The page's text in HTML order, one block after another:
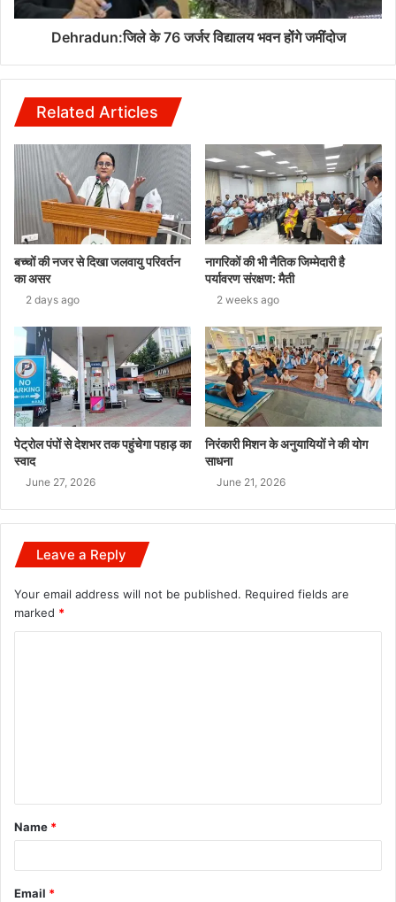
Dehradun:जिले के 76 जर्जर विद्यालय भवन होंगे जमींदोज
Related Articles
बच्चों की नजर से दिखा जलवायु परिवर्तन
का असर
2 days ago
नागरिकों की भी नैतिक जिम्मेदारी है
पर्यावरण संरक्षण: मैती
2 weeks ago
पेट्रोल पंपों से देशभर तक पहुंचेगा पहाड़ का
स्वाद
June 27, 2026
निरंकारी मिशन के अनुयायियों ने की योग
साधना
June 21, 2026
Leave a Reply
Your email address will not be published. Required fields are
marked *
t
*
Name *
Email *